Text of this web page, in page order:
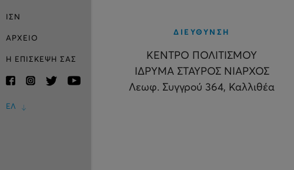
ΙΣΝ
ΑΡΧΕΙΟ
Η ΕΠΙΣΚΕΨΗ ΣΑΣ
ΕΛ
ΔΙΕΥΘΥΝΣΗ
ΚΕΝΤΡΟ ΠΟΛΙΤΙΣΜΟΥ
ΙΔΡΥΜΑ ΣΤΑΥΡΟΣ ΝΙΑΡΧΟΣ
Λεωφ. Συγγρού 364, Καλλιθέα